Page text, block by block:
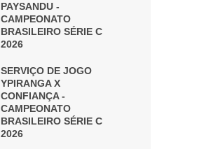
PAYSANDU -
CAMPEONATO
BRASILEIRO SÉRIE C
2026
SERVIÇO DE JOGO
YPIRANGA X
CONFIANÇA -
CAMPEONATO
BRASILEIRO SÉRIE C
2026